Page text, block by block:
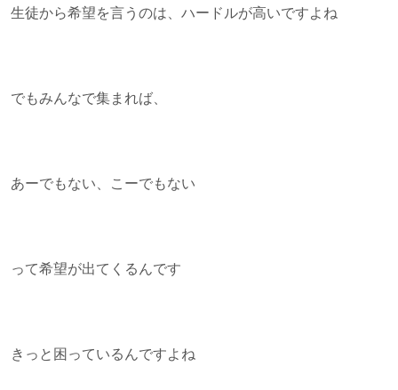
生徒から希望を言うのは、ハードルが高いですよね
でもみんなで集まれば、
あーでもない、こーでもない
って希望が出てくるんです
きっと困っているんですよね